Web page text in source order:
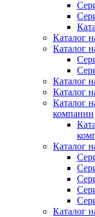
Каталог
Каталог
Каталог
Каталог
Каталог
компании
Каталог
Каталог